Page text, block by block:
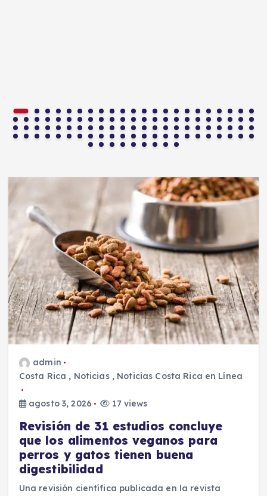
admin
Costa Rica , Noticias, Noticias Costa Rica en Línea
agosto 3, 2026 17 views
Revisión de 31 estudios concluye
que los alimentos veganos para
perros y gatos tienen buena
digestibilidad
Una revisión científica publicada en la revista